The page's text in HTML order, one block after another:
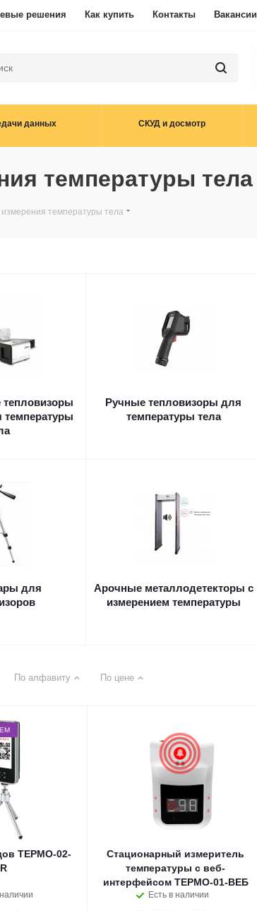
решения Как купить Контакты Вакансии
данных СКУД и досмотр
температуры тела
температуры тела
температуры
Ручные тепловизоры для
температуры тела
для
Арочные металлодетекторы с
измерением температуры
По алфавиту По цене
ТЕРМО-02-
Стационарный измеритель
температуры с веб-
интерфейсом ТЕРМО-01-ВЕБ
Есть в наличии